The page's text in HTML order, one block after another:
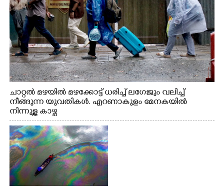
ചാറ്റൽ മഴയിൽ മഴക്കോട്ട് ധരിച്ച് ലഗേജും വലിച്ച്
നീങ്ങുന്ന യുവതികൾ. എറണാകുളം മേനകയിൽ
നിന്നുള്ള കാഴ്ച